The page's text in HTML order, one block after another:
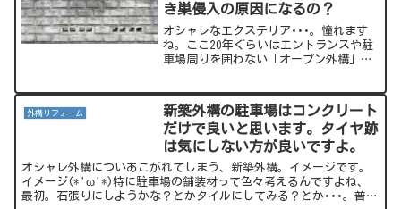
き巣侵入の原因になるの？
オシャレなエクステリア･･･。憧れます
ね。ここ20年ぐらいはエントランスや駐
車場周りを囲わない「オープン外構」が
ンスを作らないので、その分の金額が浮
くというメリットがあ...
外構リフォーム
新築外構の駐車場はコンクリート
だけで良いと思います。タイヤ跡
は気にしない方が良いですよ。
オシャレ外構についあこがれてしまう、新築外構。イメージです。
イメージ(*'ω'*)特に駐車場の舗装材って色々考えるんですよね、
最初。石張りにしようかな？とかタイルにしてみる？とか･･･。普段